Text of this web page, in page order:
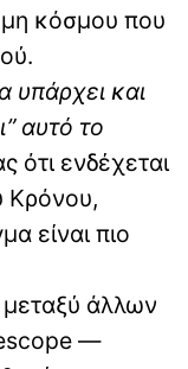
κόσμου που
υπάρχει και
αυτό το
ότι ενδέχεται
Κρόνου,
είναι πιο
άλλων
—